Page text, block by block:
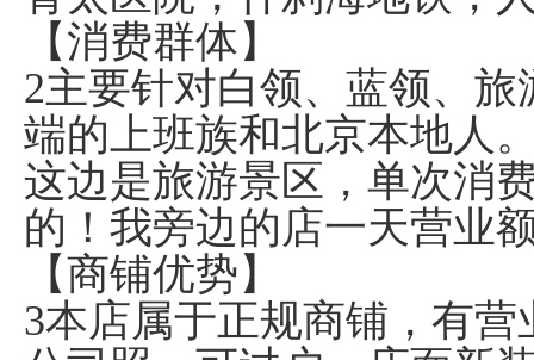
【消费群体】
2主要针对白领、蓝领、
端的上班族和北京本地人
这边是旅游景区，单次消
的！我旁边的店一天营业
【商铺优势】
3本店属于正规商铺，有